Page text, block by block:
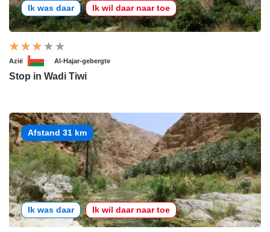
Ik was daar Ik wil daar naar toe
Azië Al-Hajar-gebergte
Stop in Wadi Tiwi
Afstand 31 km
Ik was daar Ik wil daar naar toe